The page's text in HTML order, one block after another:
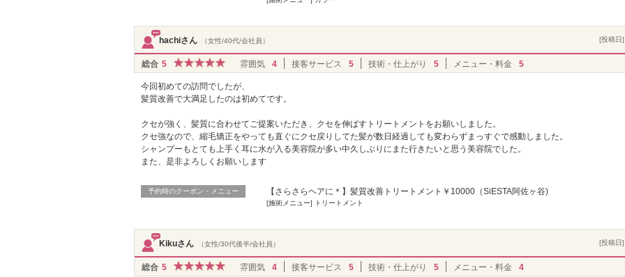
hachiさん （女性/40代/会社員） [投稿日
総合 5 雰囲気 4 接客サービス 5 技術・仕上がり 5 メニュー・料金 5
今回初めての訪問でしたが、
髪質改善で大満足したのは初めてです。
クセが強く、髪質に合わせてご提案いただき、クセを伸ばすトリートメントをお願いしました。
クセ強なので、縮毛矯正をやっても直ぐにクセ戻りしてた髪が数日経過しても変わらずまっすぐで感動しました。
シャンプーもとても上手く耳に水が入る美容院が多い中久しぶりにまた行きたいと思う美容院でした。
また、是非よろしくお願いします
予約時のクーポン・メニュー 【さらさらヘアに＊】髪質改善トリートメント￥10000（SiESTA阿佐ヶ谷)
[施術メニュー] トリートメント
Kikuさん （女性/30代後半/会社員） [投稿日
総合 5 雰囲気 4 接客サービス 5 技術・仕上がり 5 メニュー・料金 4